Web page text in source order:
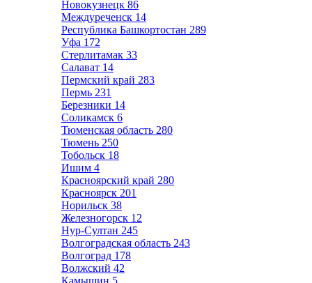
Новокузнецк 86
Междуреченск 14
Республика Башкортостан 289
Уфа 172
Стерлитамак 33
Салават 14
Пермский край 283
Пермь 231
Березники 14
Соликамск 6
Тюменская область 280
Тюмень 250
Тобольск 18
Ишим 4
Красноярский край 280
Красноярск 201
Норильск 38
Железногорск 12
Нур-Султан 245
Волгоградская область 243
Волгоград 178
Волжский 42
Камышин 5